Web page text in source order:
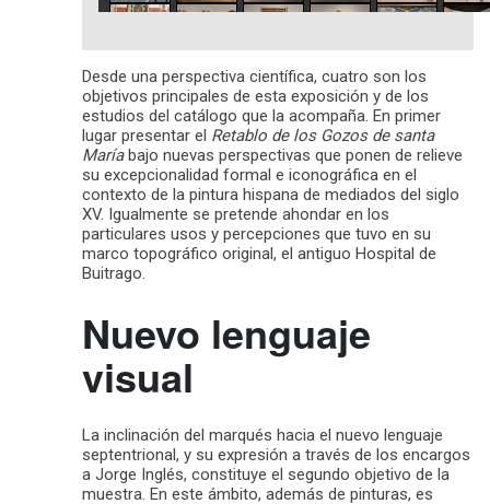
Desde una perspectiva científica, cuatro son los
objetivos principales de esta exposición y de los
estudios del catálogo que la acompaña. En primer
lugar presentar el Retablo de los Gozos de santa
Maríabajo nuevas perspectivas que ponen de relieve
su excepcionalidad formal e iconográfica en el
contexto de la pintura hispana de mediados del siglo
XV. Igualmente se pretende ahondar en los
particulares usos y percepciones que tuvo en su
marco topográfico original, el antiguo Hospital de
Buitrago.
Nuevo lenguaje
visual
La inclinación del marqués hacia el nuevo lenguaje
septentrional, y su expresión a través de los encargos
a Jorge Inglés, constituye el segundo objetivo de la
muestra. En este ámbito, además de pinturas, es